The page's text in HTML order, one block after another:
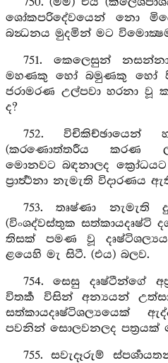
ශෝකපරිදේවයෙන් නො
බන්‍ධනය මුදමින් මට
751. කෙලෙසුන්
මහණකු හෝ බමුණකු හෝ
ජරාමරණ උල්පවා හරනා වූ
ද?
752.
(කරණොත්තරීය කරණ
මොනවට බඳනාලද
ප්‍රාර්‍ත්‍ථනා නැමැති විදාරණය
753. තෘෂ්ණා
(විංශද්වස්තුක සත්කායදෘෂ්ටි
තිසක් පමණ වූ
ළයෙහි මැ සිටී. (එය) බලව.
754. සෙසු දෘෂ්ටීන්ගේ
විතර්‍ක විසින් අන්‍යයන්
සත්කායදෘෂ්ටිශල්‍යයෙක්
පවනින් සොලවනලද පත්‍රයක්
755. සවැදෑරුම්